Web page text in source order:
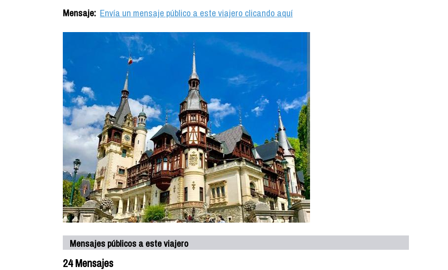
Mensaje: Envía un mensaje público a este viajero clicando aquí
Mensajes públicos a este viajero
24 Mensajes